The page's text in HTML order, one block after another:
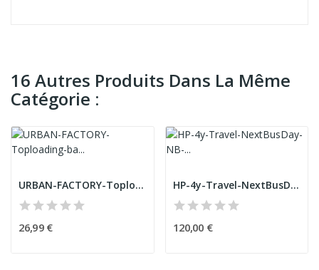
16 Autres Produits Dans La Même
Catégorie :
URBAN-FACTORY-Toploading-bag-made-of-recycled-N...
26,99 €
HP-4y-Travel-NextBusDay-NB-Only-Service
120,00 €